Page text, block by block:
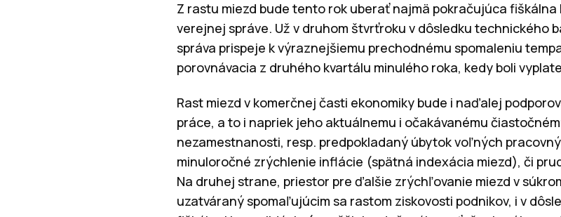
Z rastu miezd bude tento rok uberať najmä pokračujúca
verejnej správe. Už v druhom štvrťroku v dôsledku technického
správa prispeje k výraznejšiemu prechodnému spomaleniu
porovnávacia z druhého kvartálu minulého roka, kedy boli
Rast miezd v komerčnej časti ekonomiky bude i naďalej
práce, a to i napriek jeho aktuálnemu i očakávanému
nezamestnanosti, resp. predpokladaný úbytok voľných
minuloročné zrýchlenie inflácie (spätná indexácia miezd), či
Na druhej strane, priestor pre ďalšie zrýchľovanie miezd v
uzatváraný spomaľujúcim sa rastom ziskovosti podnikov, i v